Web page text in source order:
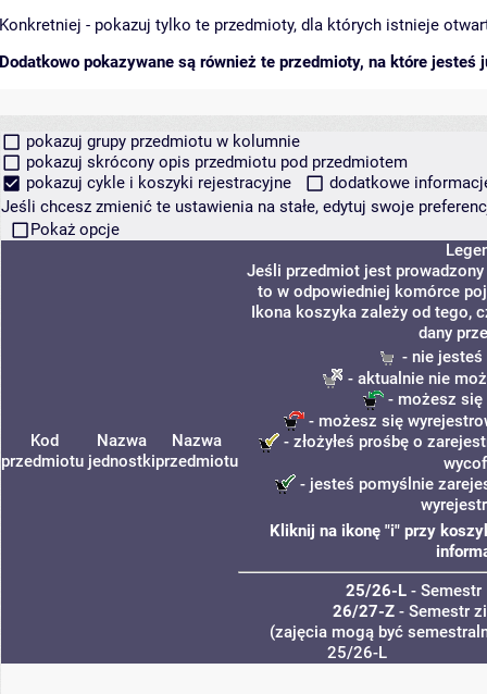
Konkretniej - pokazuj tylko te przedmioty, dla których istnieje
Dodatkowo pokazywane są również te przedmioty, na które jesteś
pokazuj grupy przedmiotu w kolumnie
pokazuj skrócony opis przedmiotu pod przedmiotem
pokazuj cykle i koszyki rejestracyjne
dodatkowe
Jeśli chcesz zmienić te ustawienia na stałe, edytuj swoje
Pokaż opcje
Kod
przedmiotu
Nazwa
jednostki
Nazwa
przedmiotu
Jeśli przedmiot jest
to w odpowiedniej komórce
Ikona koszyka zależy od tego,
dany
- nie
- aktualnie nie
- możesz się
- możesz się
- złożyłeś prośbę o
- jesteś pomyślnie
Kliknij na ikonę "i" przy
25/26-L -
26/27-Z - Semestr
(zajęcia mogą być
25/26-L